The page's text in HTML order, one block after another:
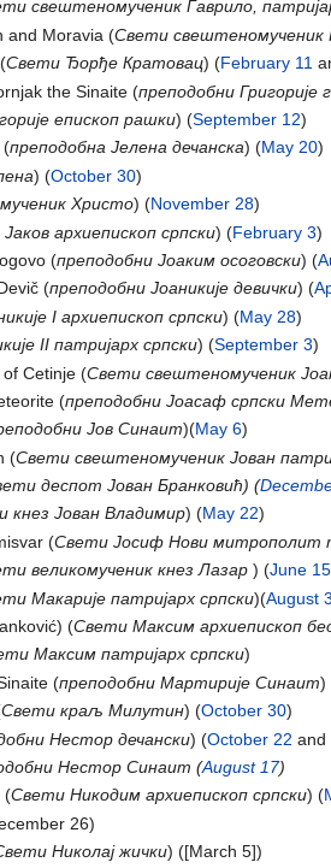
свештеномученик Гаврило,
and Moravia (Свети свештеномученик
Свети Ђорђе Кратовац) (February 11
the Sinaite (преподобни Григорије
епископ рашки) (September 12)
(преподобна Jeлена дечанска) (May 20)
) (October 30)
Христо) (November 28)
архиепископ српски) (February 3)
(преподобни Јоаким осоговски) (
(преподобни Јоаникије девички) (
I архиепископ српски) (May 28)
II патријарх српски) (September 3)
of Cetinje (Свети свештеномученик
(преподобни Јоасаф српски
Јов Синаит)(May 6)
(Свети свештеномученик Јован
деспот Јован Бранковић) (
кнез Јован Владимир) (May 22)
(Свети Јосиф Нови митрополит
великомученик кнез Лазар ) (June 15
Макарије патријарх српски)(August
(Cвети Максим архиепископ
Максим патријарх српски)
(преподобни Мартирије Синаит)
Свети краљ Милутин) (October 30)
Hecтop дечански) (October 22 and
Hecтop Синаит (August 17)
(Свети Никодим архиепископ српски) (
26)
Николај жички) ([March 5])